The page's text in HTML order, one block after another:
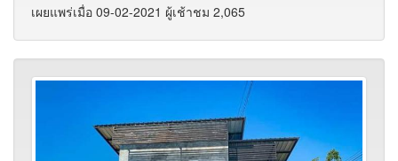
เผยแพร่เมื่อ 09-02-2021 ผู้เช้าชม 2,065